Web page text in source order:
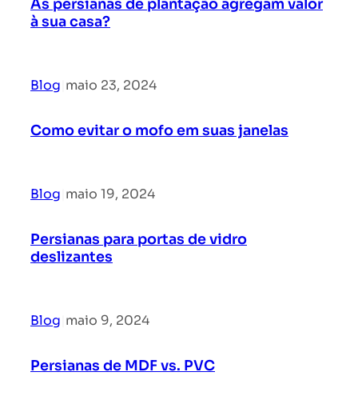
As persianas de plantação agregam valor
à sua casa?
Blog maio 23, 2024
Como evitar o mofo em suas janelas
Blog maio 19, 2024
Persianas para portas de vidro
deslizantes
Blog maio 9, 2024
Persianas de MDF vs. PVC